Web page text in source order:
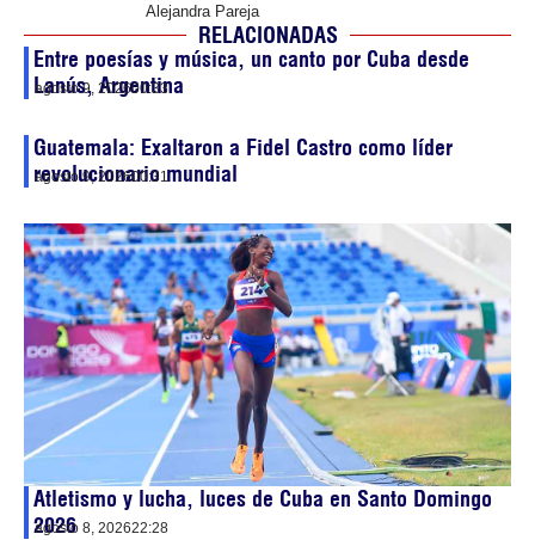
Alejandra Pareja
RELACIONADAS
Entre poesías y música, un canto por Cuba desde
Lanús, Argentina
agosto 9, 202600:33
Guatemala: Exaltaron a Fidel Castro como líder
revolucionario mundial
agosto 9, 202600:31
Atletismo y lucha, luces de Cuba en Santo Domingo
2026
agosto 8, 202622:28